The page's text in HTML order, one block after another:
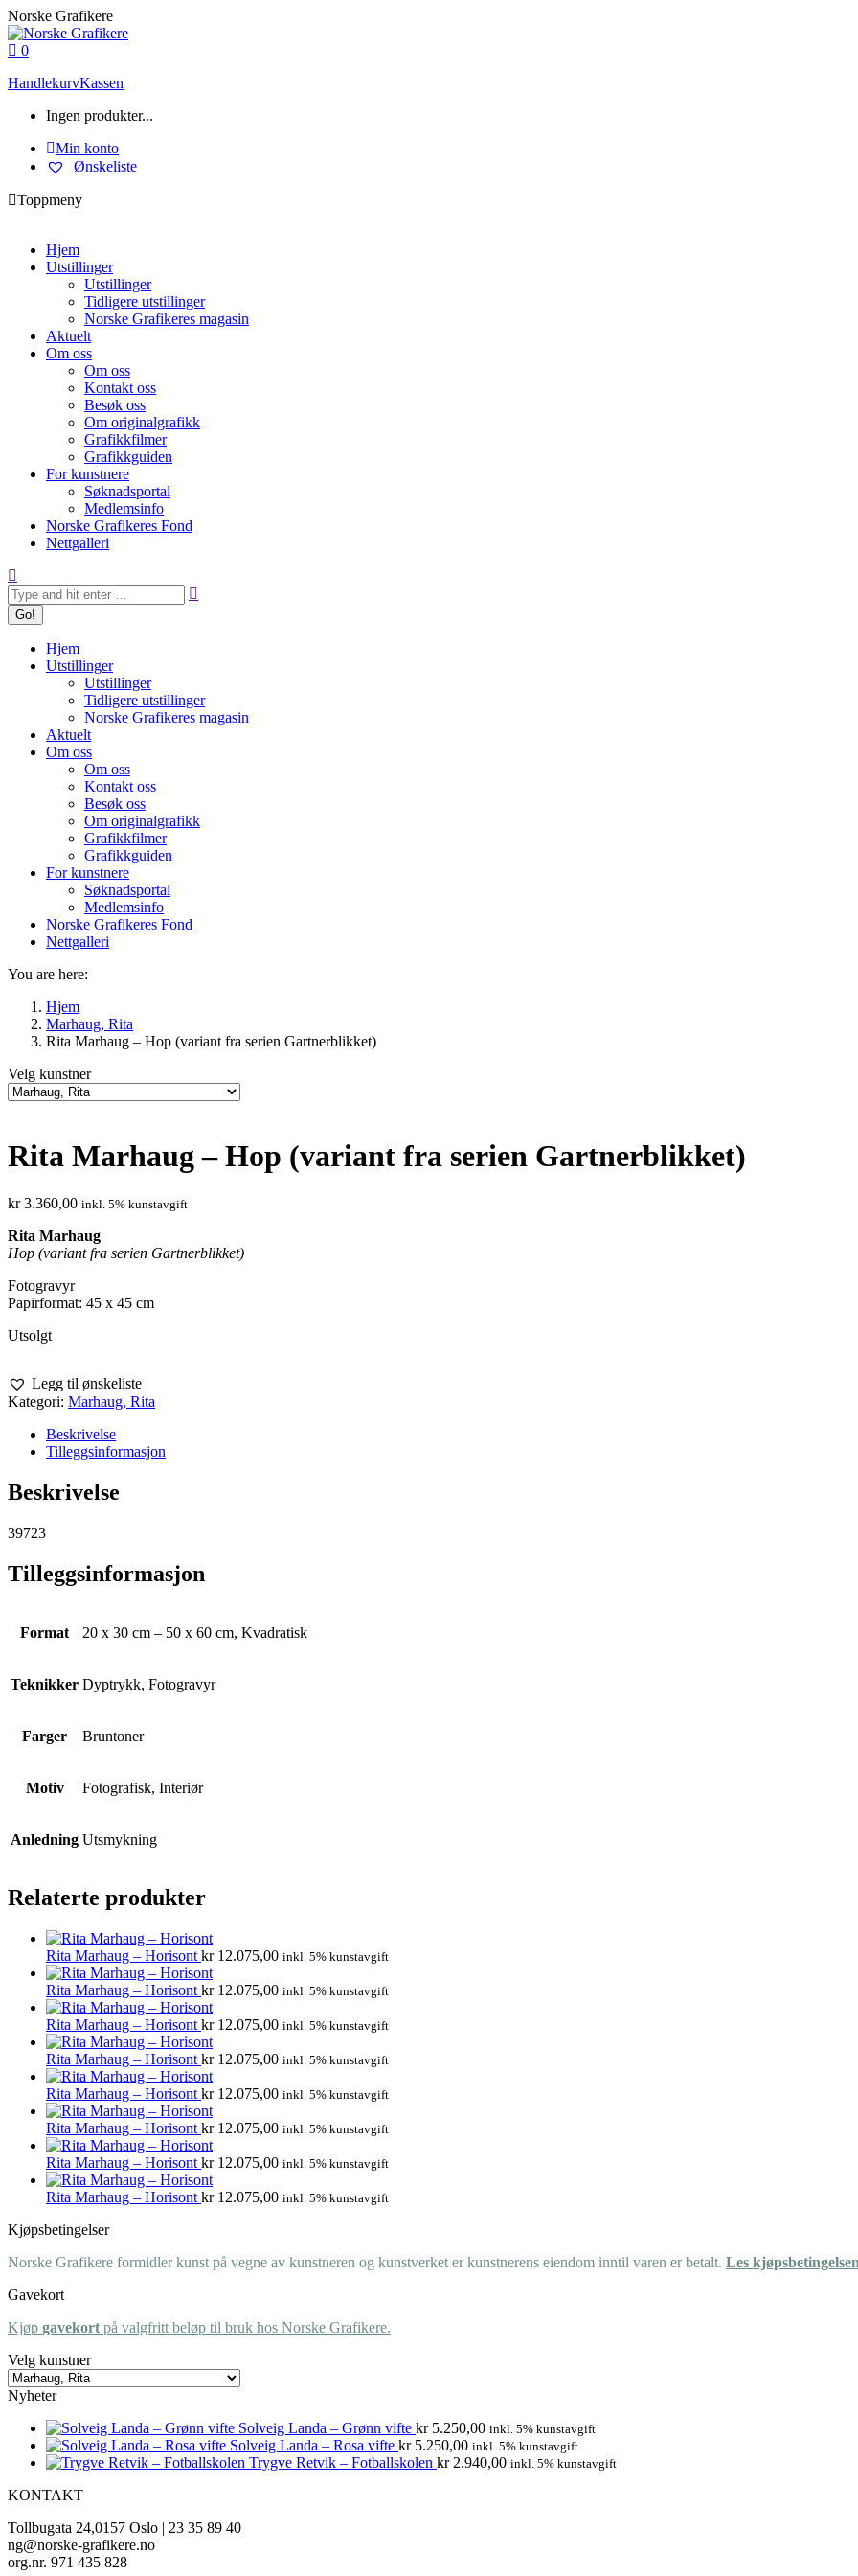
Skip
to
content
Norske Grafikere
0
HandlekurvKassen
Ingen produkter...
Min konto
Ønskeliste
Toppmeny
Hjem
Utstillinger
Utstillinger
Tidligere utstillinger
Norske Grafikeres magasin
Aktuelt
Om oss
Om oss
Kontakt oss
Besøk oss
Om originalgrafikk
Grafikkfilmer
Grafikkguiden
For kunstnere
Søknadsportal
Medlemsinfo
Norske Grafikeres Fond
Nettgalleri
Search:
Hjem
Utstillinger
Utstillinger
Tidligere utstillinger
Norske Grafikeres magasin
Aktuelt
Om oss
Om oss
Kontakt oss
Besøk oss
Om originalgrafikk
Grafikkfilmer
Grafikkguiden
For kunstnere
Søknadsportal
Medlemsinfo
Norske Grafikeres Fond
Nettgalleri
You are here:
Hjem
Marhaug, Rita
Rita Marhaug – Hop (variant fra serien Gartnerblikket)
Velg kunstner
Rita Marhaug – Hop (variant fra serien Gartnerblikket)
kr3.360,00 inkl. 5% kunstavgift
Rita Marhaug
Hop (variant fra serien Gartnerblikket)
Fotogravyr
Papirformat: 45 x 45 cm
Utsolgt
Legg til ønskeliste
Kategori: Marhaug, Rita
Beskrivelse
Tilleggsinformasjon
Beskrivelse
39723
Tilleggsinformasjon
Format 20 x 30 cm – 50 x 60 cm, Kvadratisk
Teknikker Dyptrykk, Fotogravyr
Farger Bruntoner
Motiv Fotografisk, Interiør
Anledning Utsmykning
Relaterte produkter
Rita Marhaug – Horisont kr12.075,00 inkl. 5% kunstavgift
Rita Marhaug – Horisont kr12.075,00 inkl. 5% kunstavgift
Rita Marhaug – Horisont kr12.075,00 inkl. 5% kunstavgift
Rita Marhaug – Horisont kr12.075,00 inkl. 5% kunstavgift
Rita Marhaug – Horisont kr12.075,00 inkl. 5% kunstavgift
Rita Marhaug – Horisont kr12.075,00 inkl. 5% kunstavgift
Rita Marhaug – Horisont kr12.075,00 inkl. 5% kunstavgift
Rita Marhaug – Horisont kr12.075,00 inkl. 5% kunstavgift
Kjøpsbetingelser
Norske Grafikere formidler kunst på vegne av kunstneren og kunstverket er kunstnerens eiendom inntil varen er betalt. Les
Gavekort
Kjøp gavekort på valgfritt beløp til bruk hos Norske Grafikere.
Velg kunstner
Nyheter
Solveig Landa – Grønn vifte kr5.250,00 inkl. 5% kunstavgift
Solveig Landa – Rosa vifte kr5.250,00 inkl. 5% kunstavgift
Trygve Retvik – Fotballskolen kr2.940,00 inkl. 5% kunstavgift
KONTAKT
Tollbugata 24,0157 Oslo | 23 35 89 40
ng@norske-grafikere.no
org.nr. 971 435 828